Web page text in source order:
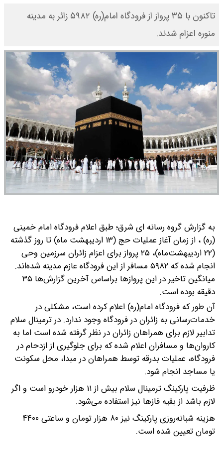
تاکنون با ۳۵ پرواز از فرودگاه امام(ره) ۵۹۸۲ زائر به مدینه
منوره اعزام شدند.
به گزارش گروه رسانه ای شرق؛ طبق اعلام فرودگاه امام خمینی
(ره) ، از زمان آغاز عملیات حج (۱۳ اردیبهشت ماه) تا روز گذشته
(۲۲ اردیبهشت‌ماه)، ۲۵ پرواز برای اعزام زائران سرزمین وحی
انجام شده که ۵۹۸۲ مسافر از این فرودگاه عازم مدینه شده‌اند.
میانگین تاخیر در این پروازها براساس آخرین گزارش‌ها ۳۵
دقیقه بوده است.
آن طور که فرودگاه امام(ره) اعلام کرده است، مشکلی در
خدمات‌رسانی به زائران در فرودگاه وجود ندارد. در ترمینال سلام
تدابیر لازم برای همراهان زائران در نظر گرفته شده است اما به
کاروان‌ها و مسافران اعلام شده که برای جلوگیری از ازدحام در
فرودگاه، عملیات بدرقه توسط همراهان در مبدا، محل سکونت
یا مساجد انجام شود.
ظرفیت پارکینگ ترمینال سلام بیش از ۱۱ هزار خودرو است و اگر
لازم باشد از بقیه فازها نیز استفاده می‌شود.
هزینه شبانه‌روزی پارکینگ نیز ۸۰ هزار تومان و ساعتی ۴۴۰۰
تومان تعیین شده است.